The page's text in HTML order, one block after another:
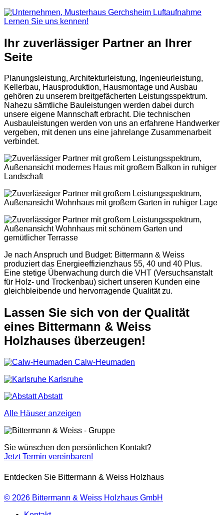
Lernen Sie uns kennen!
Ihr zuverlässiger Partner an Ihrer
Seite
Planungsleistung, Architekturleistung, Ingenieurleistung,
Kellerbau, Hausproduktion, Hausmontage und Ausbau
gehören zu unserem breitgefächerten Leistungsspektrum.
Nahezu sämtliche Bauleistungen werden dabei durch
unsere eigene Mannschaft erbracht. Die technischen
Ausbauleistungen werden von uns an erfahrene Handwerker
vergeben, mit denen uns eine jahrelange Zusammenarbeit
verbindet.
Je nach Anspruch und Budget: Bittermann & Weiss
produziert das Energieeffizienzhaus 55, 40 und 40 Plus.
Eine stetige Überwachung durch die VHT (Versuchsanstalt
für Holz- und Trockenbau) sichert unseren Kunden eine
gleichbleibende und hervorragende Qualität zu.
Lassen Sie sich von der Qualität
eines Bittermann & Weiss
Holzhauses überzeugen!
Calw-Heumaden
Karlsruhe
Abstatt
Alle Häuser anzeigen
Sie wünschen den persönlichen Kontakt?
Jetzt Termin vereinbaren!
Entdecken Sie Bittermann & Weiss Holzhaus
© 2026 Bittermann & Weiss Holzhaus GmbH